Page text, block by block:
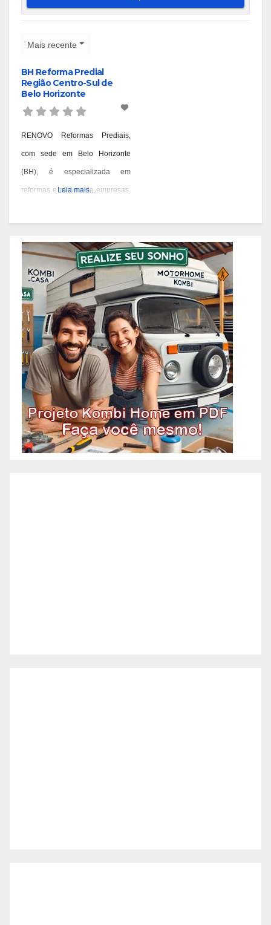
Mais recente
BH Reforma Predial
Região Centro-Sul de
Belo Horizonte
RENOVO Reformas Prediais,
com sede em Belo Horizonte
(BH), é especializada em
reformas e pintura de empresas,
experiência desde 1978 e são
conhecidos por seus serviços de
qualidade em BH. Você pode
contatá-los pelos telefones 31
3473-2000, 3357-1961 ou
98687-2000 se você está
pensando em reformar ou pintar
a fachada da sua empresa,
condomínio ou
Leia mais...